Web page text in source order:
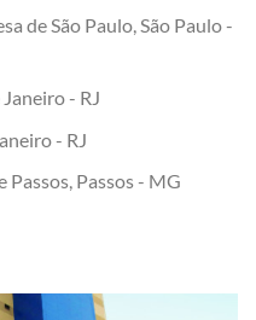
de São Paulo, São Paulo -
- RJ
- RJ
Passos, Passos - MG